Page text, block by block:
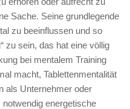
Sache. Seine grundlegende
zu beeinflussen und so
zu sein, das hat eine völlig
bei mentalem Training
macht, Tablettenmentalität
als Unternehmer oder
energetische